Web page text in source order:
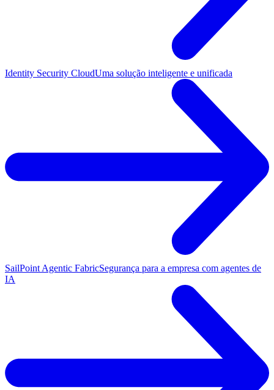
Identity Security CloudUma solução inteligente e unificada
SailPoint Agentic FabricSegurança para a empresa com agentes de
IA